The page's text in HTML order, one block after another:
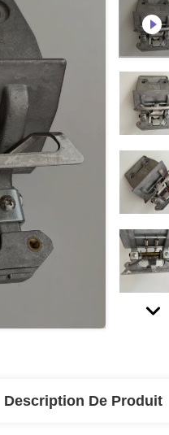
Description De Produit